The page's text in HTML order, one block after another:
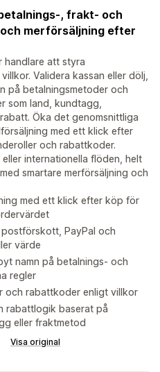
, frakt- och
merförsäljning efter
handlare att styra
Validera kassan eller dölj,
på betalningsmetoder och
som land, kundtagg,
Öka det genomsnittliga
med ett klick efter
och rabattkoder.
internationella flöden, helt
smartare merförsäljning och
med ett klick efter köp för
PayPal och
värde
namn på betalnings- och
regler
och rabattkoder enligt villkor
rabattlogik baserat på
eller fraktmetod
Visa original